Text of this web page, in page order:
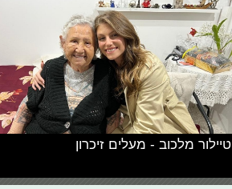
טיילור מלכוב - מעלים זיכרון